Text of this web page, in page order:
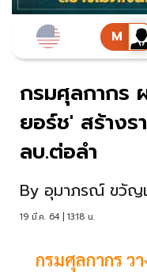
กรมศุลกากร
ยอร์ช' สร้างร
ลบ.ต่อลำ
By อุมาภรณ์ ขวัญ
19 มี.ค. 64 | 13:18 น.
กรมศุลกากร ว